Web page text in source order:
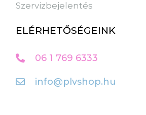
Szervizbejelentés
ELÉRHETŐSÉGEINK
06 1 769 6333
info@plvshop.hu